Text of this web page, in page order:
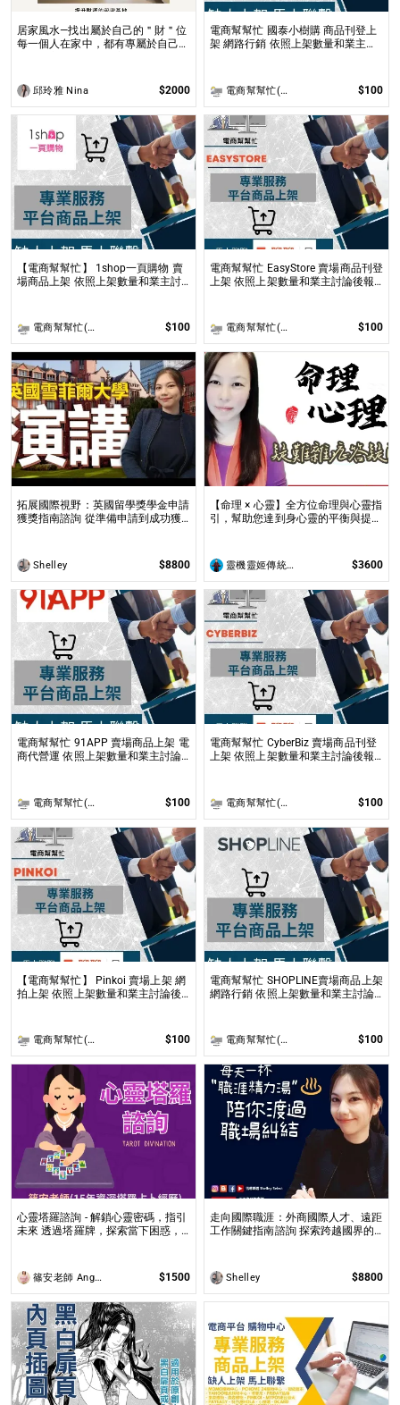
居家風水—找出屬於自己的＂財＂位
每一個人在家中，都有專屬於自己的
邱玲雅 Nina $2000
電商幫幫忙 國泰小樹購 商品刊登上
架 網路行銷 依照上架數量和業主討
電商幫幫忙(電商平台代營運/電商上架/運營策略/網路行銷) $100
【電商幫幫忙】 1shop一頁購物 賣
場商品上架 依照上架數量和業主討
電商幫幫忙(電商平台代營運/電商上架/運營策略/網路行銷) $100
電商幫幫忙 EasyStore 賣場商品刊登
上架 依照上架數量和業主討論後報
電商幫幫忙(電商平台代營運/電商上架/運營策略/網路行銷) $100
拓展國際視野：英國留學獎學金申請
獲獎指南諮詢 從準備申請到成功獲
Shelley $8800
【命理 × 心靈】全方位命理與心靈指
引，幫助您達到身心靈的平衡與提升
靈機靈姬傳統文化學院 $3600
電商幫幫忙 91APP 賣場商品上架 電
商代營運 依照上架數量和業主討論
電商幫幫忙(電商平台代營運/電商上架/運營策略/網路行銷) $100
電商幫幫忙 CyberBiz 賣場商品刊登
上架 依照上架數量和業主討論後報
電商幫幫忙(電商平台代營運/電商上架/運營策略/網路行銷) $100
【電商幫幫忙】 Pinkoi 賣場上架 網
拍上架 依照上架數量和業主討論後
電商幫幫忙(電商平台代營運/電商上架/運營策略/網路行銷) $100
電商幫幫忙 SHOPLINE賣場商品上架
網路行銷 依照上架數量和業主討論
電商幫幫忙(電商平台代營運/電商上架/運營策略/網路行銷) $100
心靈塔羅諮詢 - 解鎖心靈密碼，指引
未來 透過塔羅牌，探索當下困惑，
篠安老師 Angel Yang $1500
走向國際職涯：外商國際人才、遠距
工作關鍵指南諮詢 探索跨越國界的
Shelley $8800